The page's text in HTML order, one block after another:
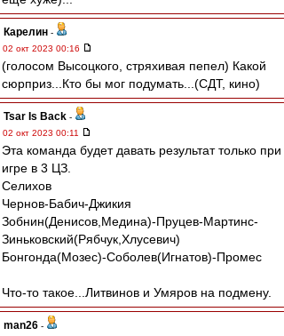
Карелин -
02 окт 2023 00:16
(голосом Высоцкого, стряхивая пепел) Какой
сюрприз...Кто бы мог подумать...(СДТ, кино)
Tsar Is Back -
02 окт 2023 00:11
Эта команда будет давать результат только при
игре в 3 ЦЗ.
Селихов
Чернов-Бабич-Джикия
Зобнин(Денисов,Медина)-Пруцев-Мартинс-
Зиньковский(Рябчук,Хлусевич)
Бонгонда(Мозес)-Соболев(Игнатов)-Промес
Что-то такое...Литвинов и Умяров на подмену.
man26 -